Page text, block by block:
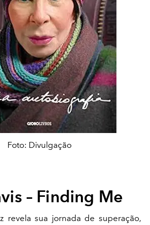
Foto: Divulgação
– Finding Me
revela sua jornada de superação,